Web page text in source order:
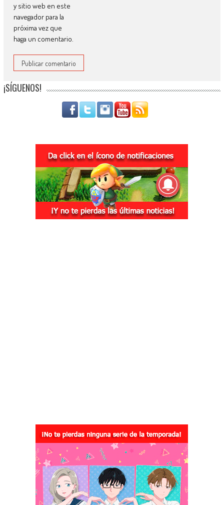
y sitio web en este
navegador para la
próxima vez que
haga un comentario.
¡SÍGUENOS!